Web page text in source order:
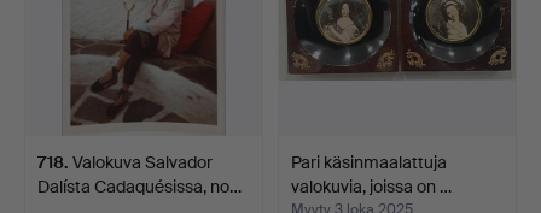
718. Valokuva Salvador
Dalísta Cadaquésissa, no…
Pari käsinmaalattuja
valokuvia, joissa on …